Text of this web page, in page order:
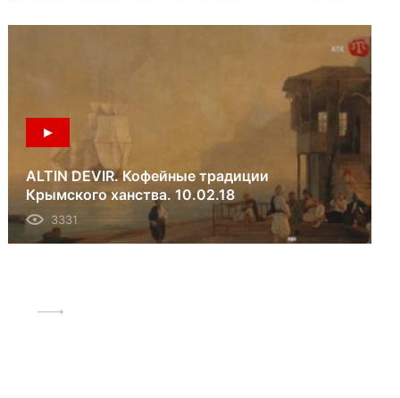
ALTIN DEVIR. Кофейные традиции
Крымского ханства. 10.02.18
3331